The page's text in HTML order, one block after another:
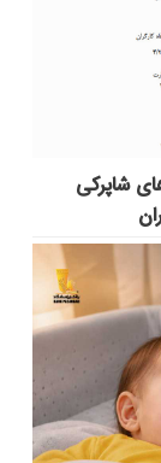
شاپرکی